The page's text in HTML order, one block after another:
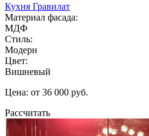
Кухня Гравилат
Материал фасада:
МДФ
Стиль:
Модерн
Цвет:
Вишневый
Цена: от 36 000 руб.
Рассчитать